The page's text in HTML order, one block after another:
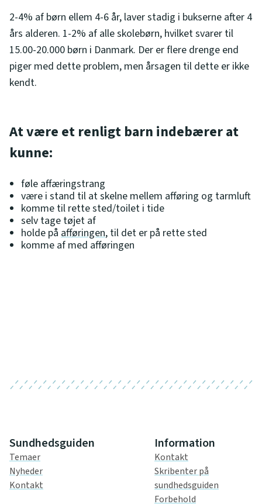
2-4% af børn ellem 4-6 år, laver stadig i bukserne after 4
års alderen. 1-2% af alle skolebørn, hvilket svarer til
15.00-20.000 børn i Danmark. Der er flere drenge end
piger med dette problem, men årsagen til dette er ikke
kendt.
At være et renligt barn indebærer at
kunne:
føle affæringstrang
være i stand til at skelne mellem afføring og tarmluft
komme til rette sted/toilet i tide
selv tage tøjet af
holde på afføringen, til det er på rette sted
komme af med afføringen
Sundhedsguiden
Temaer
Nyheder
Kontakt
Information
Kontakt
Skribenter på
sundhedsguiden
Forbehold